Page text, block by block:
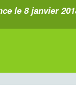
le 8 janvier